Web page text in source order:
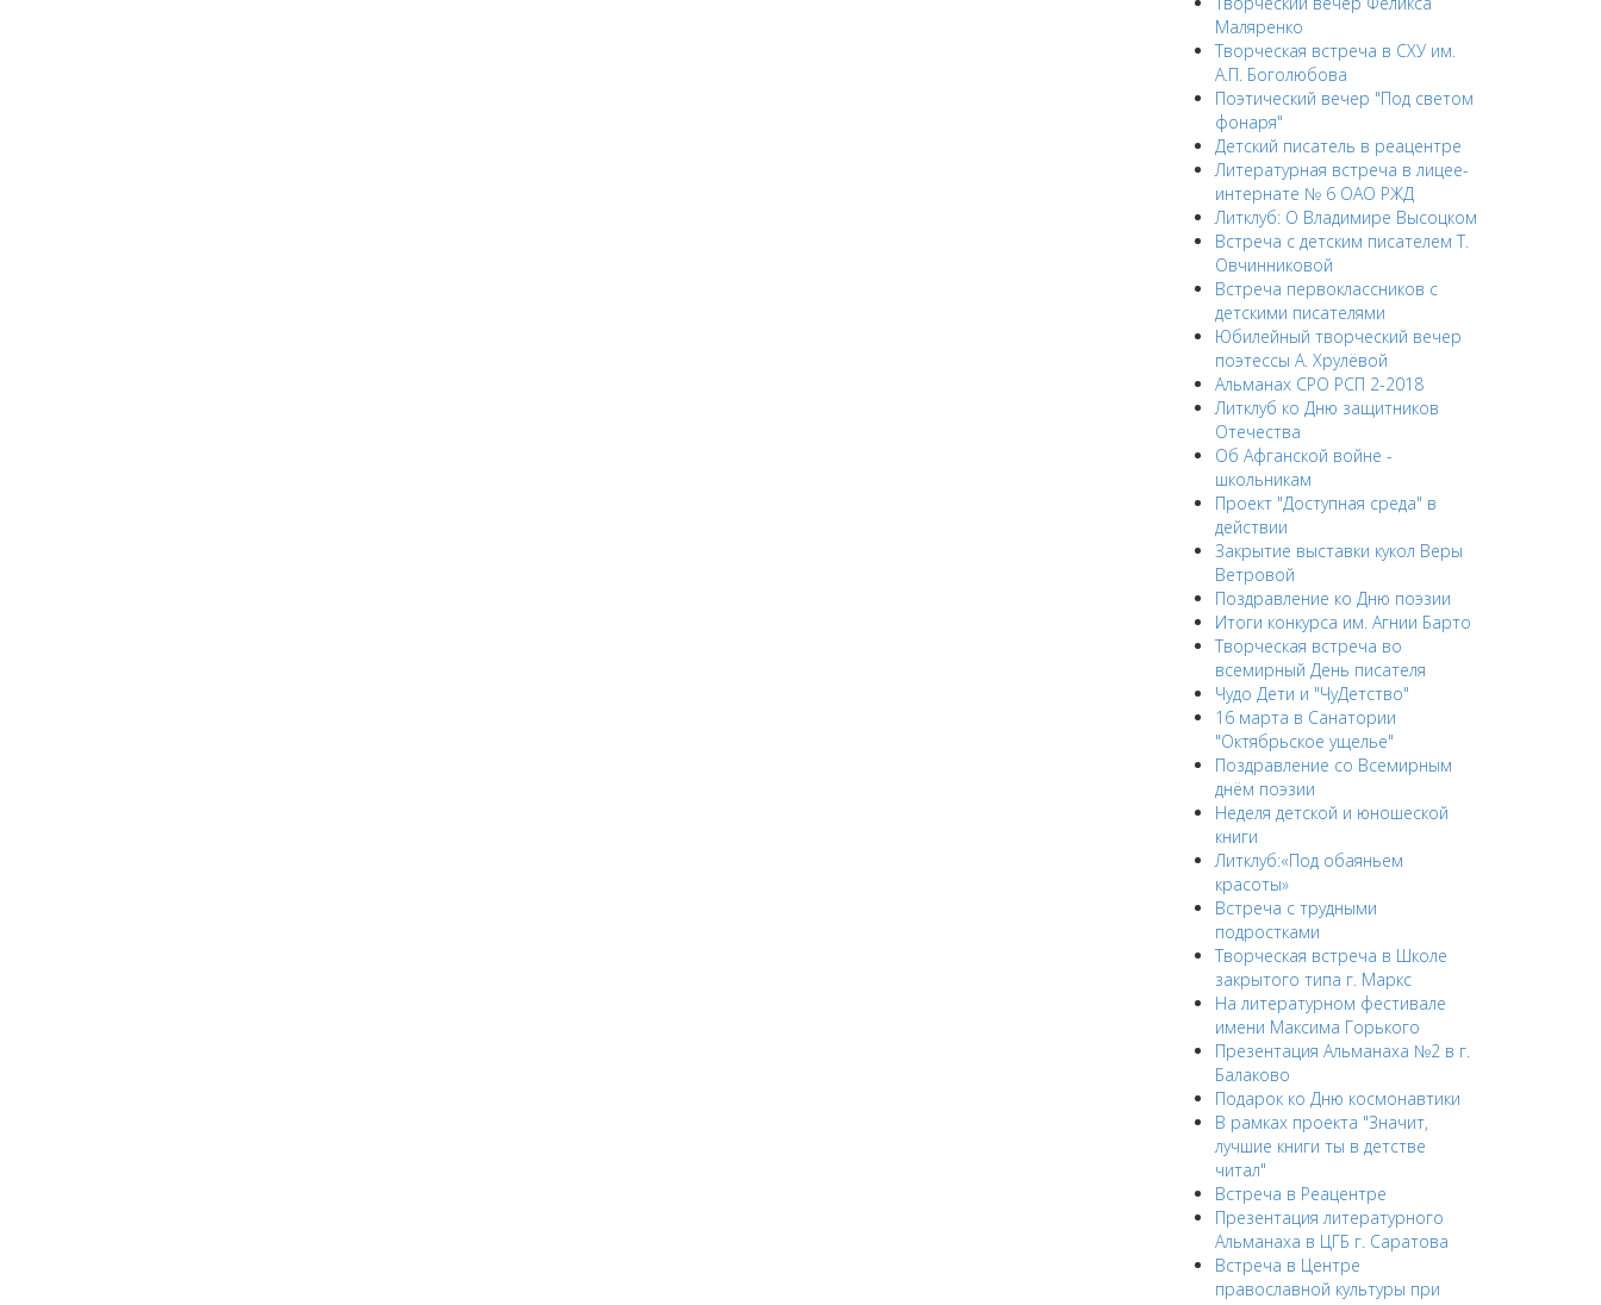
Маляренко
Творческая встреча в СХУ им.
А.П. Боголюбова
Поэтический вечер "Под светом
фонаря"
Детский писатель в реацентре
Литературная встреча в лицее-
интернате № 6 ОАО РЖД
Литклуб: О Владимире Высоцком
Встреча с детским писателем Т.
Овчинниковой
Встреча первоклассников с
детскими писателями
Юбилейный творческий вечер
поэтессы А. Хрулёвой
Альманах СРО РСП 2-2018
Литклуб ко Дню защитников
Отечества
Об Афганской войне -
школьникам
Проект "Доступная среда" в
действии
Закрытие выставки кукол Веры
Ветровой
Поздравление ко Дню поэзии
Итоги конкурса им. Агнии Барто
Творческая встреча во
всемирный День писателя
Чудо Дети и "ЧуДетство"
16 марта в Санатории
"Октябрьское ущелье"
Поздравление со Всемирным
днём поэзии
Неделя детской и юношеской
книги
Литклуб:«Под обаяньем
красоты»
Встреча с трудными
подростками
Творческая встреча в Школе
закрытого типа г. Маркс
На литературном фестивале
имени Максима Горького
Презентация Альманаха №2 в г.
Балаково
Подарок ко Дню космонавтики
В рамках проекта "Значит,
лучшие книги ты в детстве
читал"
Встреча в Реацентре
Презентация литературного
Альманаха в ЦГБ г. Саратова
Встреча в Центре
православной культуры при